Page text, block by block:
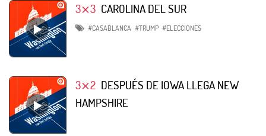
3⨯3 CAROLINA DEL SUR
#CASABLANCA #TRUMP #ELECCIONES
3⨯2 DESPUÉS DE IOWA LLEGA NEW
HAMPSHIRE